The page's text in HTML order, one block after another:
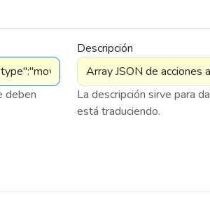
deben
Descripción
La descripción sirve para
está traduciendo.